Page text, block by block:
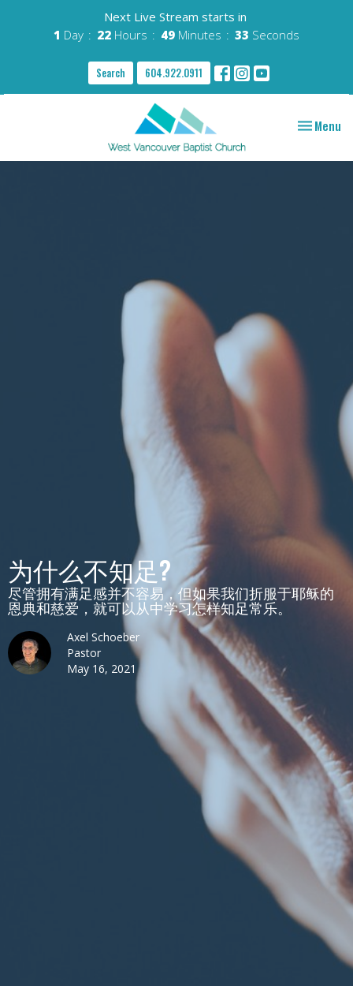
Next Live Stream starts in
1 Day 22 Hours 49 Minutes 32 Seconds
Search 604.922.0911
Toggle
Menu
为什么不知足?
尽管拥有满足感并不容易，但如果我们折服于耶稣的
恩典和慈爱，就可以从中学习怎样知足常乐。
Axel Schoeber
Pastor
May 16, 2021